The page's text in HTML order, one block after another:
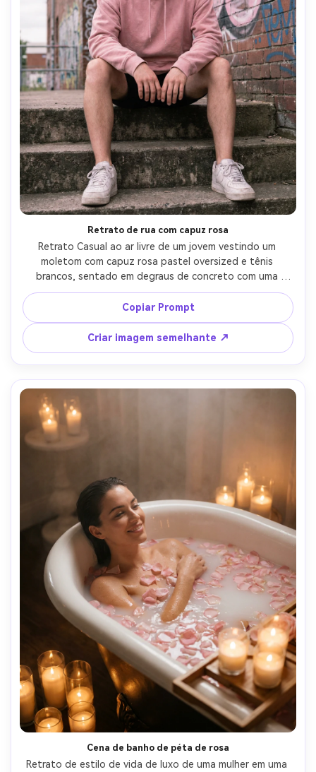
Retrato de rua com capuz rosa
Retrato Casual ao ar livre de um jovem vestindo um
moletom com capuz rosa pastel oversized e tênis
brancos, sentado em degraus de concreto com uma
parede de graffiti rosa atrás dele, luz do dia nublada para
sombras suaves, tirado em Sony A6400 50mm,
composição centrada, detalhes nítidos, textura natural
da pele, mapeamento de tom rosa sutil, retrato de rua
fotorealista-AR 4:5
Copiar Prompt
Criar imagem semelhante ↗
Cena de banho de péta de rosa
Retrato de estilo de vida de luxo de uma mulher em uma